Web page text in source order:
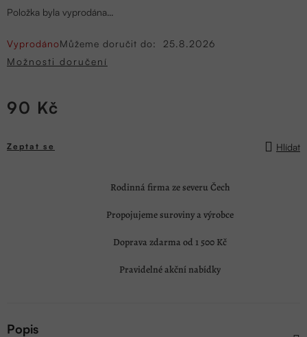
Položka byla vyprodána…
VyprodánoMůžeme doručit do:
25.8.2026
Možnosti doručení
90 Kč
cena:
Zeptat se Hlídat
Rodinná firma ze severu Čech
Propojujeme suroviny a výrobce
Doprava zdarma od 1 500 Kč
Pravidelné akční nabídky
Popis